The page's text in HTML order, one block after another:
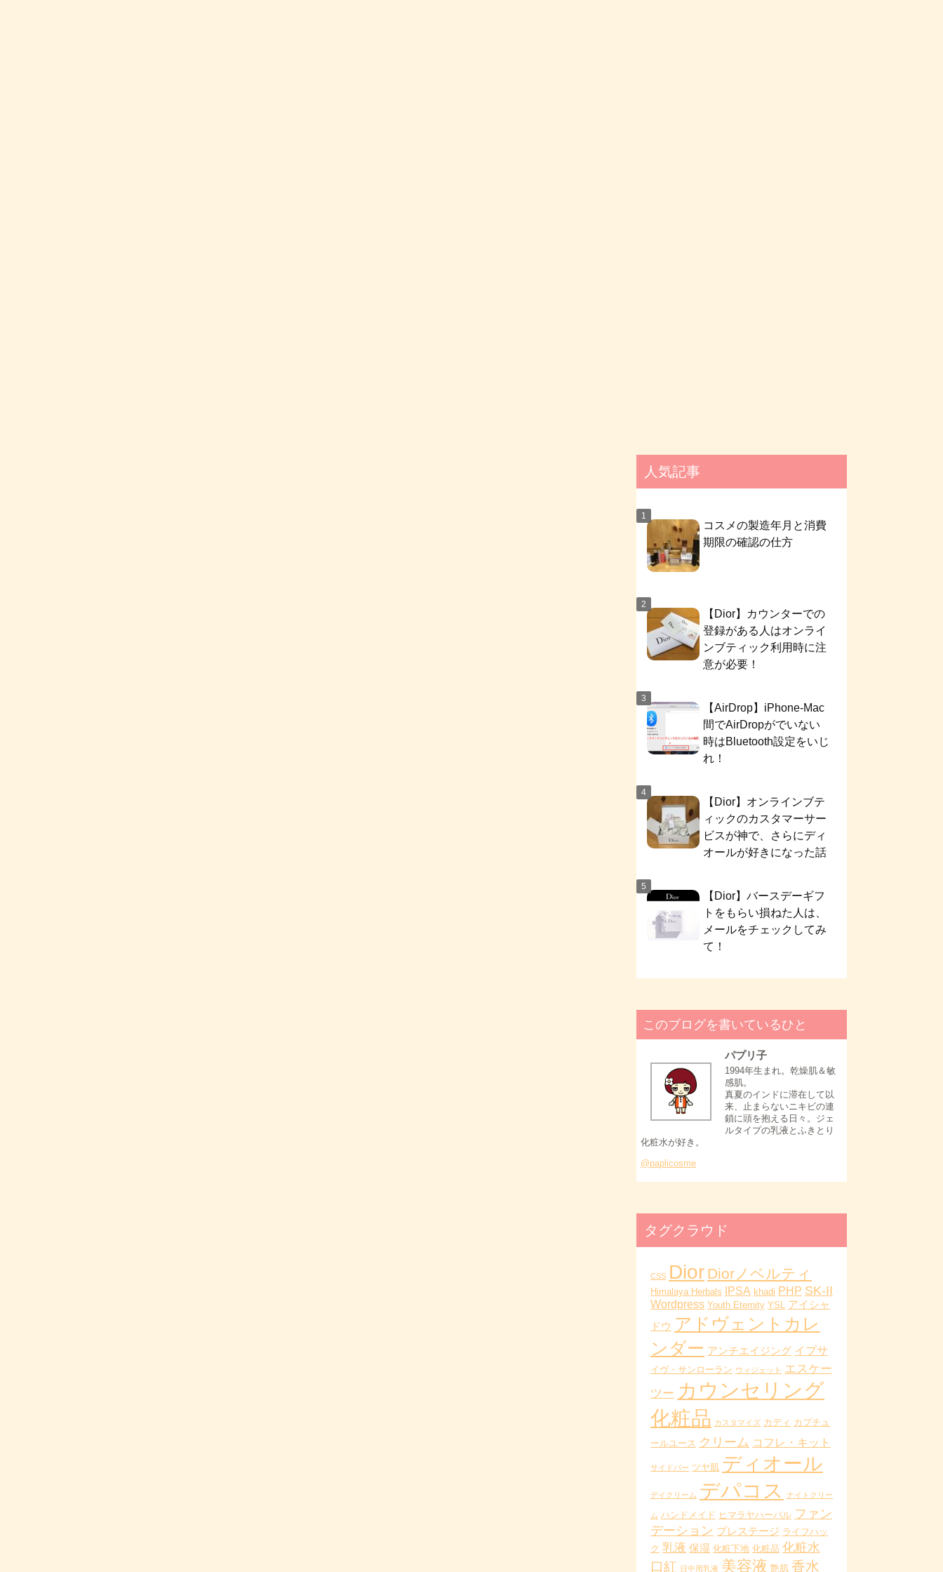
人気記事
コスメの製造年月と消費
期限の確認の仕方
【Dior】カウンターでの
登録がある人はオンライ
ンブティック利用時に注
意が必要！
【AirDrop】iPhone-Mac
間でAirDropがでいない
時はBluetooth設定をいじ
れ！
【Dior】オンラインブテ
ィックのカスタマーサー
ビスが神で、さらにディ
オールが好きになった話
【Dior】バースデーギフ
トをもらい損ねた人は、
メールをチェックしてみ
て！
このブログを書いているひと
パプリ子
1994年生まれ。乾燥肌＆敏
感肌。
真夏のインドに滞在して以
来、止まらないニキビの連
鎖に頭を抱える日々。ジェ
ルタイプの乳液とふきとり
化粧水が好き。
@paplicosme
タグクラウド
CSS Dior Diorノベルティ
Himalaya Herbals IPSA khadi PHP SK-II
Wordpress Youth Eternity YSL アイシャ
ドウ アドヴェントカレ
ンダー アンチエイジング イプサ
イヴ・サンローラン ウィジェット
エスケー
ツー カウンセリング
化粧品 カスタマイズ カディ カプチュ
ールユース クリーム コフレ・キット
サイドバー ツヤ肌 ディオール
デイクリーム デパコス ナイトクリー
ム ハンドメイド ヒマラヤハーバル ファン
デーション プレステージ ライフハッ
ク 乳液 保湿 化粧下地 化粧品 化粧水
口紅 日中用乳液 美容液 艶肌 香水